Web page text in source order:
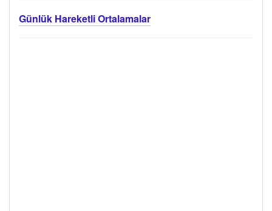
Günlük Hareketli Ortalamalar